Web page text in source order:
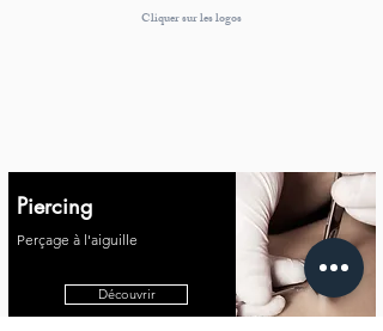
Cliquer sur les logos
Piercing
Perçage à l'aiguille
Découvrir